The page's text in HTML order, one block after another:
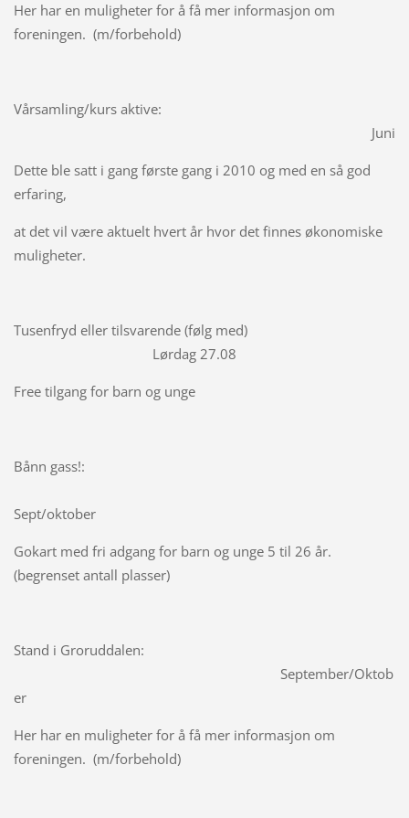
Her har en muligheter for å få mer informasjon om
foreningen. (m/forbehold)
Vårsamling/kurs aktive:
Juni
Dette ble satt i gang første gang i 2010 og med en så god
erfaring,
at det vil være aktuelt hvert år hvor det finnes økonomiske
muligheter.
Tusenfryd eller tilsvarende (følg med)
Lørdag 27.08
Free tilgang for barn og unge
Bånn gass!:
Sept/oktober
Gokart med fri adgang for barn og unge 5 til 26 år.
(begrenset antall plasser)
Stand i Groruddalen:
September/Oktob
er
Her har en muligheter for å få mer informasjon om
foreningen. (m/forbehold)